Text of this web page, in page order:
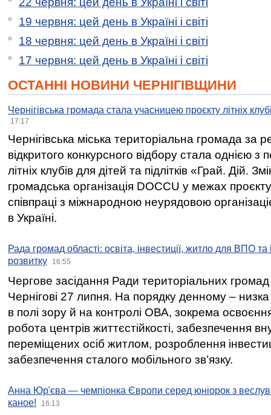
19 червня: цей день в Україні і світі
18 червня: цей день в Україні і світі
17 червня: цей день в Україні і світі
ОСТАННІ НОВИНИ ЧЕРНІГІВЩИНИ
Чернігівська громада стала учасницею проєкту літніх
17:17
Чернігівська міська територіальна громада за
відкритого конкурсного відбору стала однією
літніх клубів для дітей та підлітків «Грай. Дій.
громадська організація DOCCU у межах
співпраці з міжнародною неурядовою
в Україні.
Рада громад області: освіта, інвестиції, житло для ВПО
розвитку
16:55
Чергове засідання Ради територіальних громад
Чернігові 27 липня. На порядку денному –
в полі зору й на контролі ОВА, зокрема освоєння
робота центрів життєстійкості, забезпечення
переміщених осіб житлом, розроблення
забезпечення сталого мобільного зв’язку.
Анна Юр'єва — чемпіонка Європи серед юніорок з
каное!
16:13